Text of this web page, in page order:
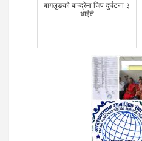
बागलुङको बान्द्रेमा जिप दुर्घटना ३
धाईते